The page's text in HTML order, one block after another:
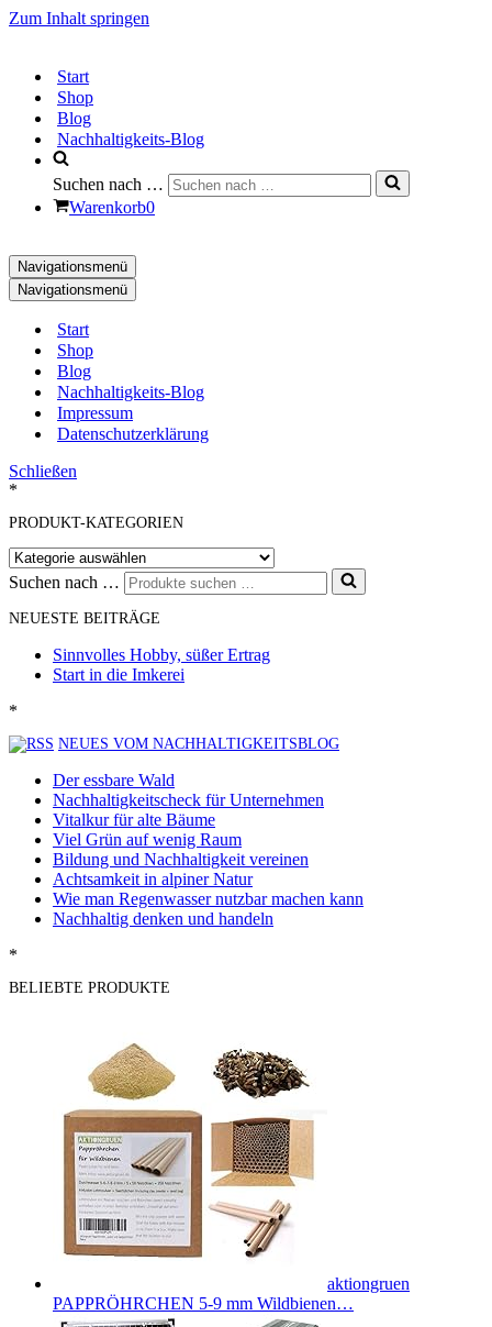
Zum Inhalt springen
Start
Shop
Blog
Nachhaltigkeits-Blog
Suchen nach …
Warenkorb0
Navigationsmenü
Navigationsmenü
Start
Shop
Blog
Nachhaltigkeits-Blog
Impressum
Datenschutzerklärung
Schließen
*
PRODUKT-KATEGORIEN
Suchen nach …
NEUESTE BEITRÄGE
Sinnvolles Hobby, süßer Ertrag
Start in die Imkerei
*
NEUES VOM NACHHALTIGKEITSBLOG
Der essbare Wald
Nachhaltigkeitscheck für Unternehmen
Vitalkur für alte Bäume
Viel Grün auf wenig Raum
Bildung und Nachhaltigkeit vereinen
Achtsamkeit in alpiner Natur
Wie man Regenwasser nutzbar machen kann
Nachhaltig denken und handeln
*
BELIEBTE PRODUKTE
aktiongruen
PAPPRÖHRCHEN 5-9 mm Wildbienen…